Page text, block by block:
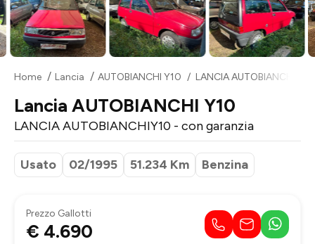
Home Lancia AUTOBIANCHI Y10 LANCIA
Lancia AUTOBIANCHI Y10
LANCIA AUTOBIANCHIY10 - con garanzia
Usato 02/1995 51.234 Km Benzina
Prezzo Gallotti
€ 4.690